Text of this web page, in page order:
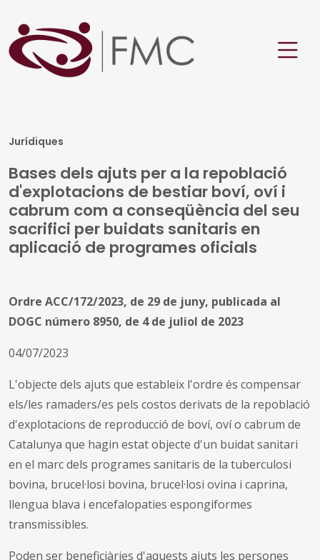
Jurídiques
Bases dels ajuts per a la repoblació
d'explotacions de bestiar boví, oví i
cabrum com a conseqüència del seu
sacrifici per buidats sanitaris en
aplicació de programes oficials
Ordre ACC/172/2023, de 29 de juny, publicada al
DOGC número 8950, de 4 de juliol de 2023
04/07/2023
L'objecte dels ajuts que estableix l'ordre és compensar
els/les ramaders/es pels costos derivats de la repoblació
d'explotacions de reproducció de boví, oví o cabrum de
Catalunya que hagin estat objecte d'un buidat sanitari
en el marc dels programes sanitaris de la tuberculosi
bovina, brucel·losi bovina, brucel·losi ovina i caprina,
llengua blava i encefalopaties espongiformes
transmissibles.
Poden ser beneficiàries d'aquests ajuts les persones